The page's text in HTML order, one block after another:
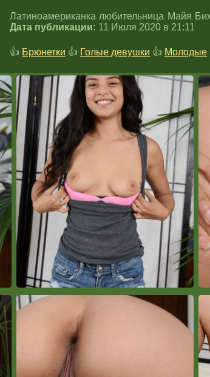
Латиноамериканка любительница Майя
Дата публикации: 11 Июля 2020 в 21:11
👍 Брюнетки 👍 Голые девушки 👍 Молодые